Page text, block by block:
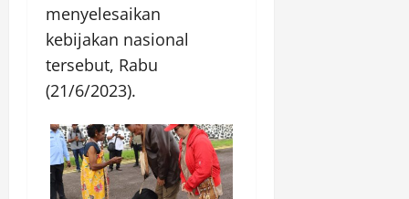
menyelesaikan
kebijakan nasional
tersebut, Rabu
(21/6/2023).